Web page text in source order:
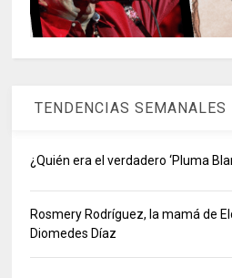
TENDENCIAS SEMANALES
¿Quién era el verdadero ‘Pluma
Rosmery Rodríguez, la mamá de
Diomedes Díaz